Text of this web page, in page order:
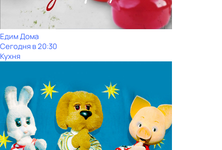
Едим Дома
Сегодня в 20:30
Кухня